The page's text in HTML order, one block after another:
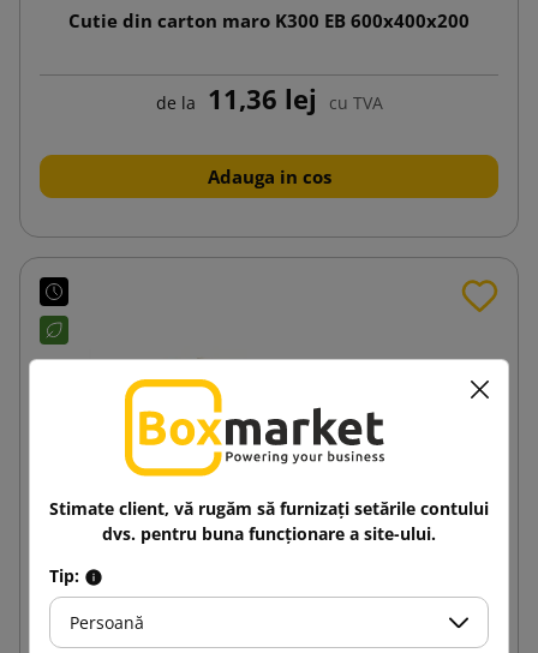
Cutie din carton maro K300 EB 600x400x200
de la 11,36 lej cu TVA
Adauga in cos
Stimate client, vă rugăm să furnizați setările contului
dvs. pentru buna funcționare a site-ului.
Tip:
Persoană